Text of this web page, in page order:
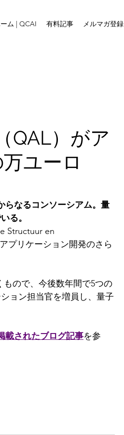
ム | QCAI 有料記事 メルマガ登録
QAL）がア
ユーロ
らなるコンソーシアム。量
る。
Structuur en
プリケーション開発のさら
ので、今後数年間で5つの
ョン担当官を増員し、量子
載されたブログ記事を参